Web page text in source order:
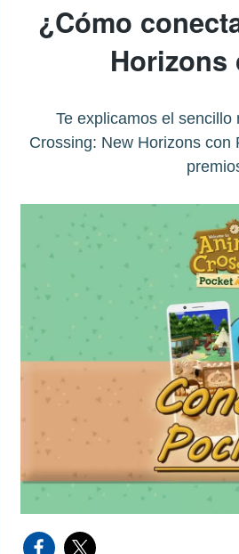
¿Cómo
Horizons
Te explicamos el
Crossing: New Horizons